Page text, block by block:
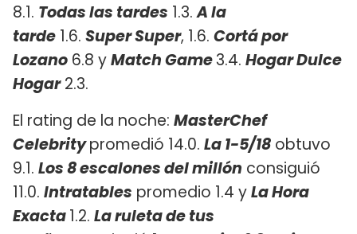
8.1. Todas las tardes 1.3.A la
tarde 1.6. Super Super, 1.6. Cortá por
Lozano 6.8 yMatch Game3.4. Hogar Dulce
Hogar2.3.
El rating de la noche: MasterChef
Celebritypromedió 14.0. La 1-5/18 obtuvo
9.1. Los 8 escalones del millón consiguió
11.0. Intratables promedio 1.4 y ​La Hora
Exacta1.2. La ruleta de tus